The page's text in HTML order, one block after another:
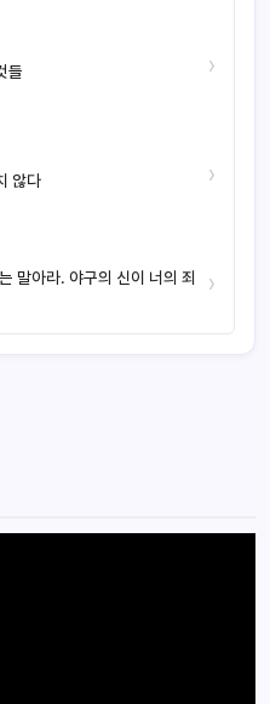
들 ›
않다 ›
말아라. 야구의 신이 너의 죄
›